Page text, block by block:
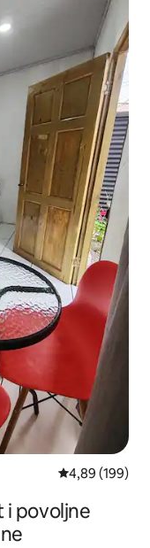
Prosječna
4,89 (199)
i povoljne